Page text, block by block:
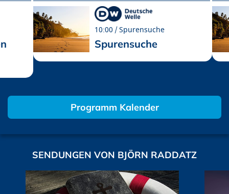
10:00 Spurensuche
Spurensuche
Programm Kalender
SENDUNGEN VON BJÖRN RADDATZ